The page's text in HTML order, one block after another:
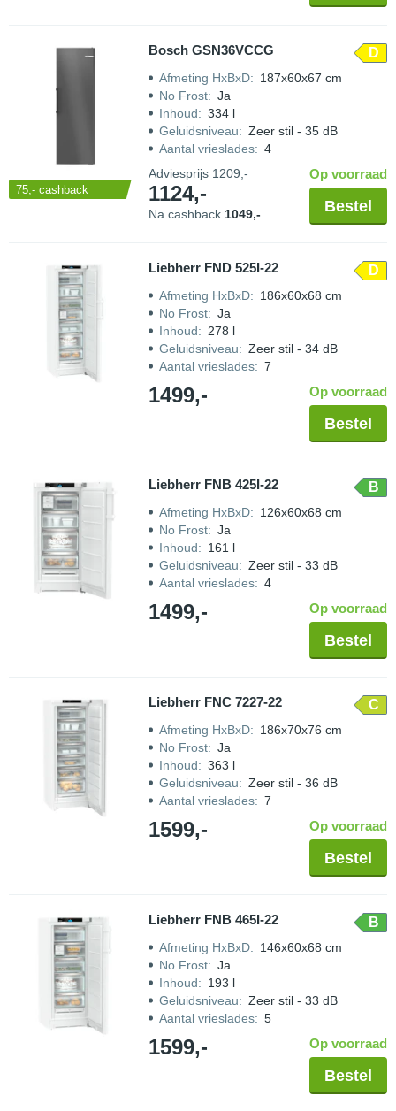
75,- cashback
Bosch GSN36VCCG D
Afmeting HxBxD: 187x60x67 cm
No Frost: Ja
Inhoud: 334 l
Geluidsniveau: Zeer stil - 35 dB
Aantal vrieslades: 4
Adviesprijs 1209,-
1124,-
Na cashback 1049,-
Op voorraad
Bestel
Liebherr FND 525I-22 D
Afmeting HxBxD: 186x60x68 cm
No Frost: Ja
Inhoud: 278 l
Geluidsniveau: Zeer stil - 34 dB
Aantal vrieslades: 7
1499,- Op voorraad
Bestel
Liebherr FNB 425I-22 B
Afmeting HxBxD: 126x60x68 cm
No Frost: Ja
Inhoud: 161 l
Geluidsniveau: Zeer stil - 33 dB
Aantal vrieslades: 4
1499,- Op voorraad
Bestel
Liebherr FNC 7227-22 C
Afmeting HxBxD: 186x70x76 cm
No Frost: Ja
Inhoud: 363 l
Geluidsniveau: Zeer stil - 36 dB
Aantal vrieslades: 7
1599,- Op voorraad
Bestel
Liebherr FNB 465I-22 B
Afmeting HxBxD: 146x60x68 cm
No Frost: Ja
Inhoud: 193 l
Geluidsniveau: Zeer stil - 33 dB
Aantal vrieslades: 5
1599,- Op voorraad
Bestel